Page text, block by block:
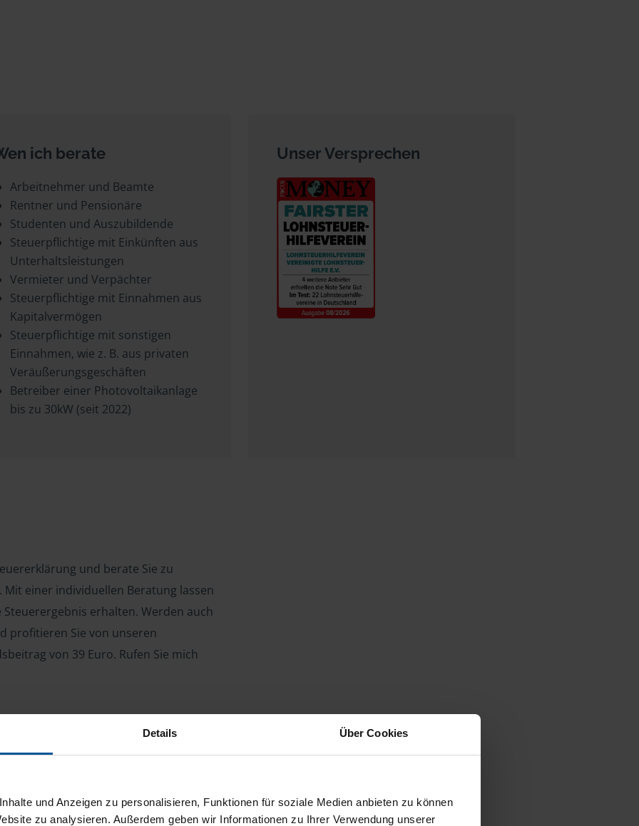
Details Über Cookies
und Anzeigen zu personalisieren, Funktionen für soziale Medien anbieten zu können
zu analysieren. Außerdem geben wir Informationen zu Ihrer Verwendung unserer
ich berate
Arbeitnehmer und Beamte
Rentner und Pensionäre
Studenten und Auszubildende
Steuerpflichtige mit Einkünften aus
Unterhaltsleistungen
Vermieter und Verpächter
Steuerpflichtige mit Einnahmen aus
Kapitalvermögen
Steuerpflichtige mit sonstigen
Einnahmen, wie z. B. aus privaten
Veräußerungsgeschäften
Betreiber einer Photovoltaikanlage
bis zu 30kW (seit 2022)
Unser Versprechen
und berate Sie zu
Mit einer individuellen Beratung lassen
erhalten. Werden auch
profitieren Sie von unseren
von 39 Euro. Rufen Sie mich
Arbeitnehmer, Beamte, Auszubildende,
(StBerG). Auch bei Einkünften
der geeignete Dienstleister für Sie.
Tätigkeit und umsatzsteuerpflichtigen